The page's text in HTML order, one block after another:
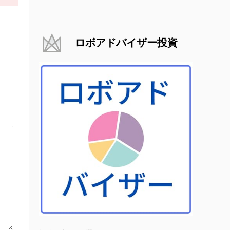
ロボアドバイザー投資